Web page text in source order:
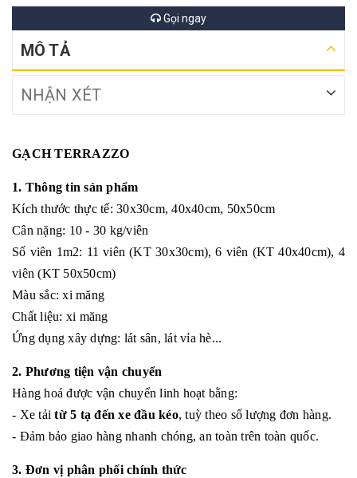
Gọi ngay
MÔ TẢ
NHẬN XÉT
GẠCH TERRAZZO
1. Thông tin sản phẩm
Kích thước thực tế: 30x30cm, 40x40cm, 50x50cm
Cân nặng: 10 - 30 kg/viên
Số viên 1m2: 11 viên (KT 30x30cm), 6 viên (KT 40x40cm), 4
viên (KT 50x50cm)
Màu sắc: xi măng
Chất liệu: xi măng
Ứng dụng xây dựng: lát sân, lát vỉa hè...
2. Phương tiện vận chuyển
Hàng hoá được vận chuyển linh hoạt bằng:
- Xe tảitừ 5 tạ đến xe đầu kéo, tuỳ theo số lượng đơn hàng.
- Đảm bảo giao hàng nhanh chóng, an toàn trên toàn quốc.
3. Đơn vị phân phối chính thức